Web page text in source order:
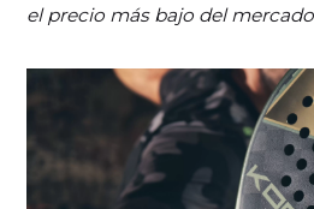
el precio más bajo del